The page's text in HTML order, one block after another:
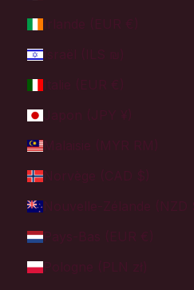
Israël (ILS ₪)
Malaisie (MYR RM)
Norvège (CAD $)
Pays-Bas (EUR €)
Pologne (PLN zł)